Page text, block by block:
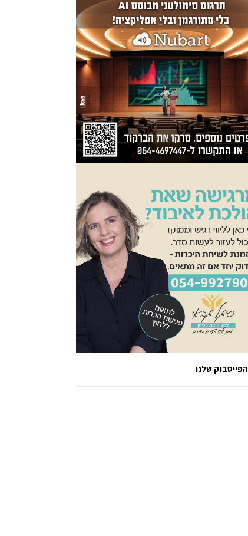
הפייסבוק שלנו